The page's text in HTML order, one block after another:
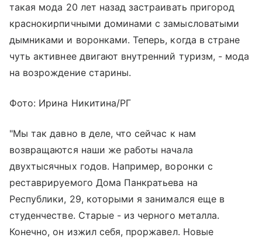
такая мода 20 лет назад застраивать пригород
краснокирпичными доминами с замысловатыми
дымниками и воронками. Теперь, когда в стране
чуть активнее двигают внутренний туризм, - мода
на возрождение старины.
Фото: Ирина Никитина/РГ
"Мы так давно в деле, что сейчас к нам
возвращаются наши же работы начала
двухтысячных годов. Например, воронки с
реставрируемого Дома Панкратьева на
Республики, 29, которыми я занимался еще в
студенчестве. Старые - из черного металла.
Конечно, он изжил себя, проржавел. Новые